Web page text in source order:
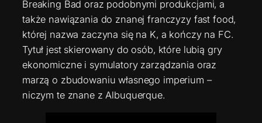
Breaking Bad oraz podobnymi produkcjami, a
także nawiązania do znanej franczyzy fast food,
której nazwa zaczyna się na K, a kończy na FC.
Tytuł jest skierowany do osób, które lubią gry
ekonomiczne i symulatory zarządzania oraz
marzą o zbudowaniu własnego imperium –
niczym te znane z Albuquerque.